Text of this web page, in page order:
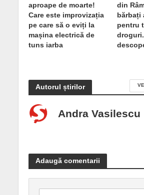
aproape de moarte!
Care este improvizația
pe care să o eviți la
mașina electrică de
tuns iarba
din
bărbați
pentru
Autorul știrilor
Andra Vasilescu
Adaugă comentarii